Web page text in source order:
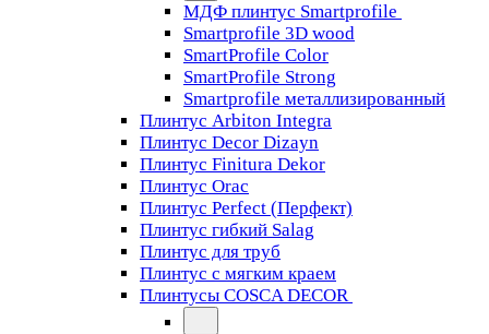
МДФ плинтус Smartprofile
Smartprofile 3D wood
SmartProfile Color
SmartProfile Strong
Smartprofile металлизированный
Плинтус Arbiton Integra
Плинтус Decor Dizayn
Плинтус Finitura Dekor
Плинтус Orac
Плинтус Perfect (Перфект)
Плинтус гибкий Salag
Плинтус для труб
Плинтус с мягким краем
Плинтусы COSCA DECOR